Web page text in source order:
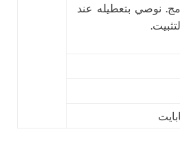
نوصي بتعطيله عند